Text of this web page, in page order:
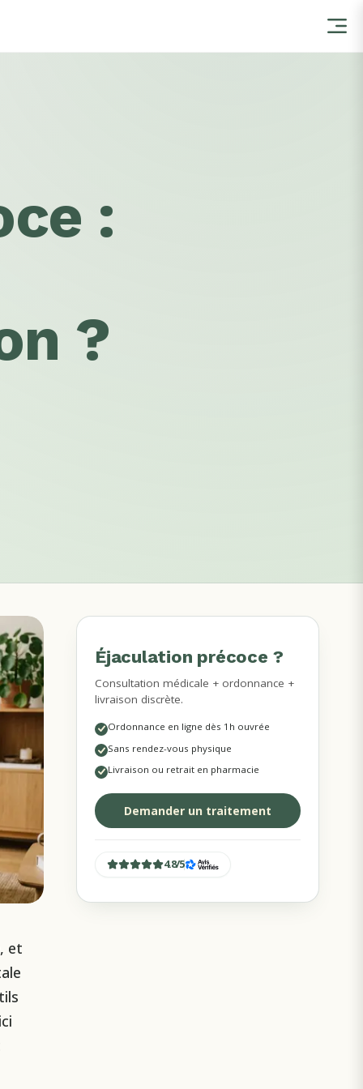
:
?
et
MÉDECINS DISPONIBLES
Éjaculation précoce ?
Consultation médicale + ordonnance +
livraison discrète.
Ordonnance en ligne dès 1h ouvrée
Sans rendez-vous physique
Livraison ou retrait en pharmacie
Demander un traitement
4.8/5